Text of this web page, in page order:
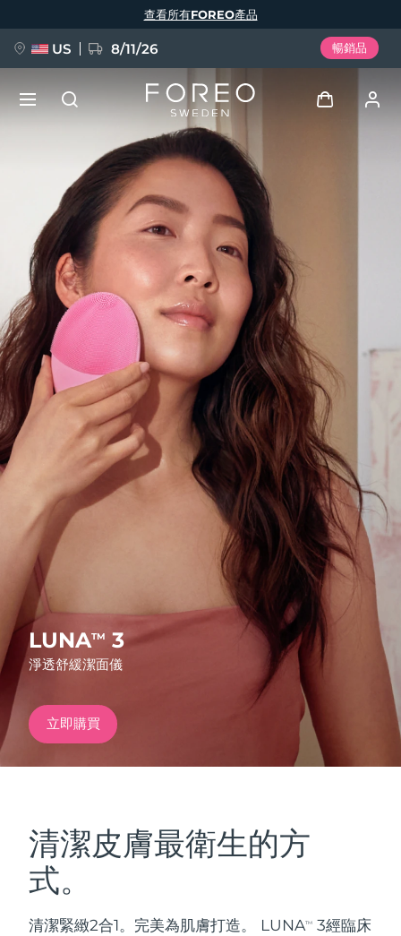
LUNATM 3
淨透舒緩潔面儀
立即購買
清潔皮膚最衛生的方
式。
清潔緊緻2合1。完美為肌膚打造。 LUNATM
3經臨床
查看所有FOREO產品
US 8/11/26 暢銷品
我的地址
我的訂閱
FAQ™ Pure Beauty-Tech Elixir
BREAKING NEWS
issa™ Teeth Whitening Set
FAQ™ Dual LED Panel
熱門產品
特別優惠 暢銷產品
紅光療法
English Deutsch
Español
Français
Italiano
Português
Polski
Svenska
Русский
Türkçe
简体中文 繁體中文
發貨國家
預計送達日期8/11/26
英國 預計送達日期8/10/26
西班牙 預計送達日期8/10/26
澳洲 預計送達日期 8/13/26
法國 預計送達日期
德國 預計送達日期
加拿大 預計送達日期
奧地利 預計送達日期
巴林
比利時 8/10/26